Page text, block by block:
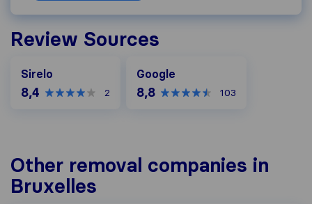
Review Sources
Sirelo
8,4 2
Google
8,8 103
Other removal companies in
Bruxelles